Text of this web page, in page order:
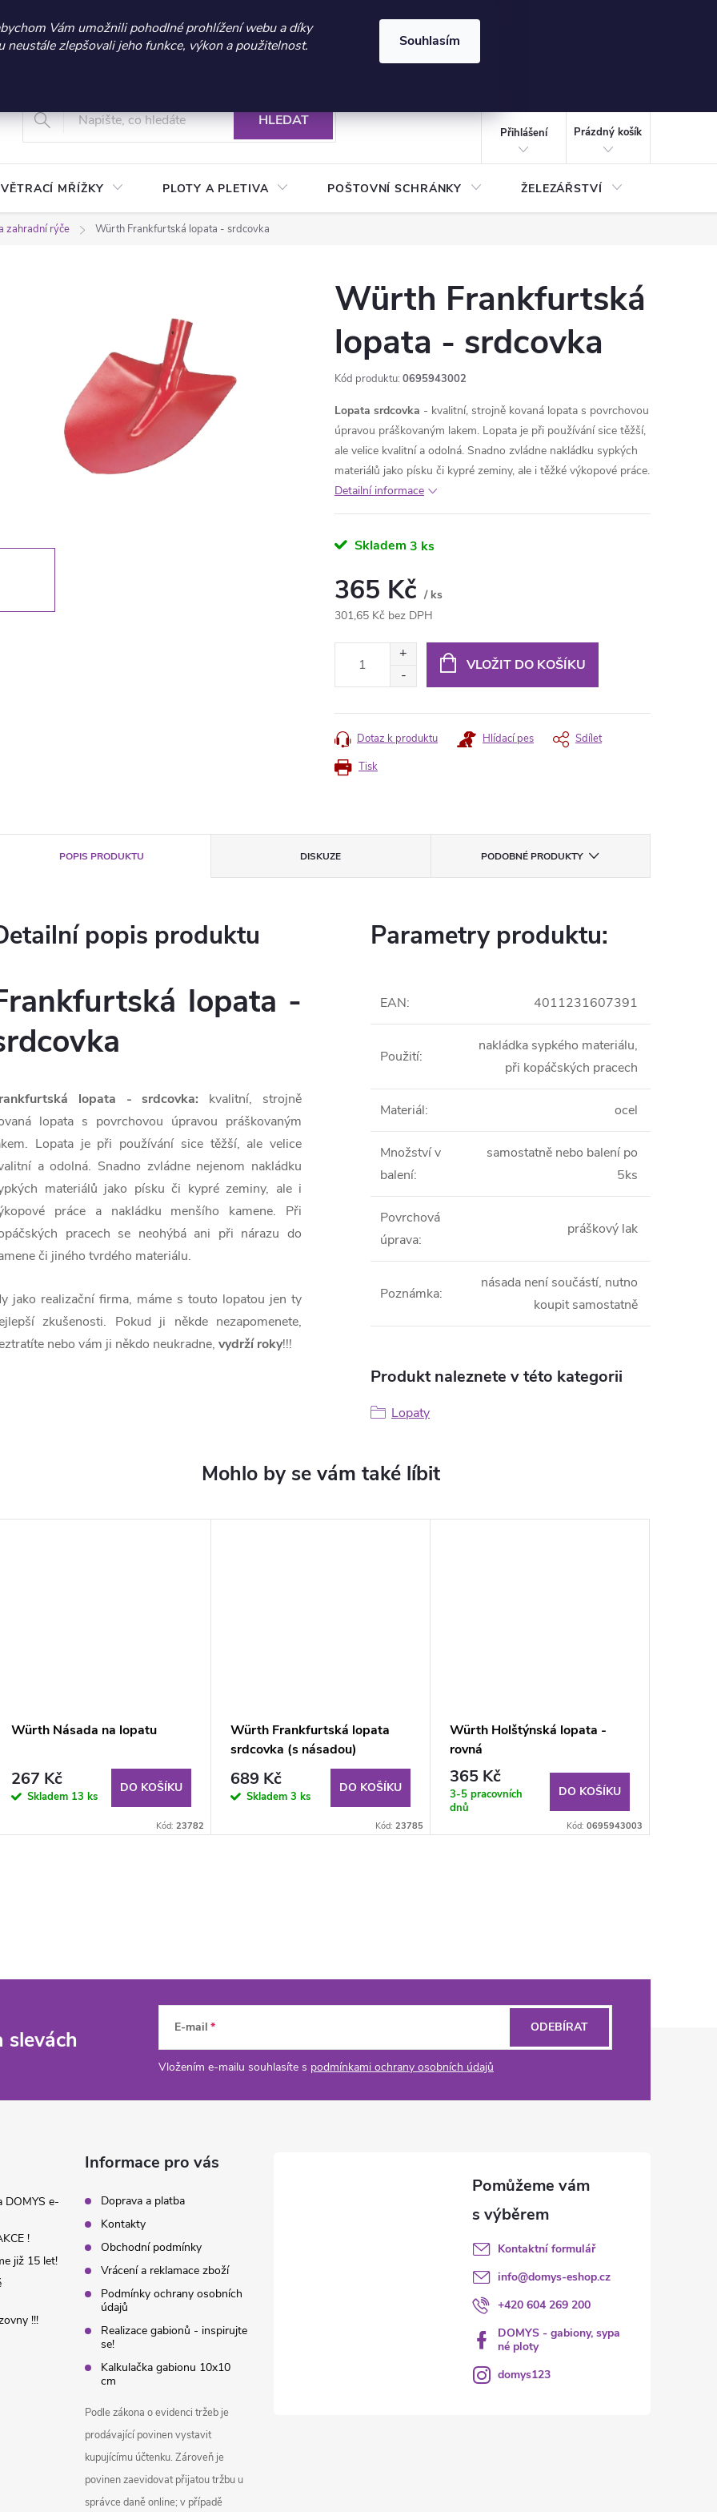
sleva 300 Kč při nákupu nad 3.000 Kč | Platnost do 21.9.2026 ⏰ | Kód: LÉTO2026
Vám umožnili pohodlné prohlížení webu a díky
neustále zlepšovali jeho funkce, výkon a použitelnost.
Souhlasím
+420 604 269 200
Vrácení a reklamace zboží Podmínky ochrany osobních údajů
HLEDAT
Přihlášení
KOŠÍK
Prázdný košík
VĚTRACÍ MŘÍŽKY PLOTY A PLETIVA POŠTOVNÍ SCHRÁNKY ŽELEZÁŘSTVÍ
zahradní rýče Würth Frankfurtská lopata - srdcovka
Würth Frankfurtská
lopata - srdcovka
Kód produktu: 0695943002
Lopata srdcovka - kvalitní, strojně kovaná lopata s povrchovou
úpravou práškovaným lakem. Lopata je při používání sice těžší,
ale velice kvalitní a odolná. Snadno zvládne nakládku sypkých
materiálů jako písku či kypré zeminy, ale i těžké výkopové práce.
Detailní informace
Skladem 3 ks
365 Kč / ks
301,65 Kč bez DPH
VLOŽIT DO KOŠÍKU
Tisk
Dotaz k produktu Hlídací pes Sdílet
POPIS PRODUKTU DISKUZE PODOBNÉ PRODUKTY
popis produktu
lopata -
lopata - srdcovka: kvalitní, strojně
lopata s povrchovou úpravou práškovaným
Lopata je při používání sice těžší, ale velice
a odolná. Snadno zvládne nejenom nakládku
materiálů jako písku či kypré zeminy, ale i
práce a nakládku menšího kamene. Při
pracech se neohýbá ani při nárazu do
či jiného tvrdého materiálu.
jako realizační firma, máme s touto lopatou jen ty
zkušenosti. Pokud ji někde nezapomenete,
nebo vám ji někdo neukradne, vydrží roky!!!
Parametry produktu:
EAN: 4011231607391
Použití:
nakládka sypkého materiálu,
při kopáčských pracech
Materiál: ocel
Množství v
balení:
samostatně nebo balení po
5ks
Povrchová
úprava:
práškový lak
Poznámka:
násada není součástí, nutno
koupit samostatně
Produkt naleznete v této kategorii
Lopaty
Würth Násada na lopatu
267 Kč
Skladem 13 ks
DO KOŠÍKU
Kód: 23782
Würth Frankfurtská lopata
srdcovka (s násadou)
689 Kč
Skladem 3 ks
DO KOŠÍKU
Kód: 23785
Würth Holštýnská lopata -
rovná
365 Kč
3-5 pracovních
dnů
DO KOŠÍKU
Kód: 0695943003
slevách E-mail
Vložením e-mailu souhlasíte s podmínkami ochrany osobních údajů
ODEBÍRAT
DOMYS e-
!
již 15 let!
!!!
Informace pro vás
Doprava a platba
Kontakty
Obchodní podmínky
Vrácení a reklamace zboží
Podmínky ochrany osobních
údajů
Realizace gabionů - inspirujte
se!
Kalkulačka gabionu 10x10
cm
Podle zákona o evidenci tržeb je
prodávající povinen vystavit
kupujícímu účtenku. Zároveň je
povinen zaevidovat přijatou tržbu u
správce daně online; v případě
Kontaktní formulář
info@domys-eshop.cz
+420 604 269 200
DOMYS - gabiony, sypa
né ploty
domys123